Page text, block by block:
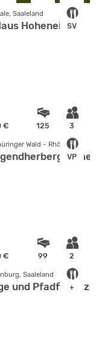
SV
Saaleland
Hoheneiche
€ 125 3
VP
Wald - Rhön
€ 99 2
+
Saaleland
und